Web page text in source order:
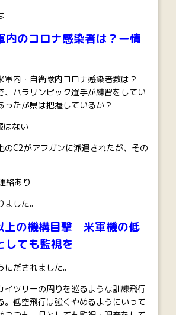
内のコロナ感染者は？ー情
内・自衛隊内コロナ感染者数は？
、パラリンピック選手が練習をしてい
ったが県は把握しているか？
ない
のC2がアフガンに派遣されたが、その
絡あり
した。
上の機構目撃 米軍機の低
しても監視を
だされました。
イツリーの周りを巡るような訓練飛行
。低空飛行は強くやめるようにいって